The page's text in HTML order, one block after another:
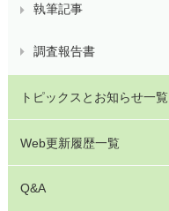
執筆記事
調査報告書
トピックスとお知らせ一覧
Web更新履歴一覧
Q&A